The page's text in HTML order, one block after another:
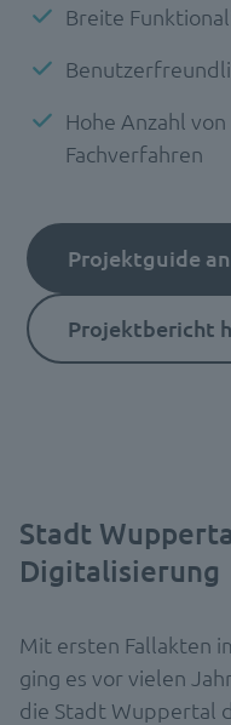
Breite
Hohe Anzahl
Fachverfahren
Projektguide
Projektbericht
Stadt
Digitalisierung
Mit ersten Fallakten
ging es vor vielen
die Stadt Wuppertal